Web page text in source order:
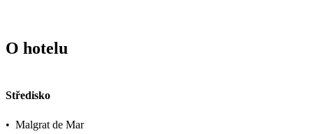
O hotelu
Středisko
• Malgrat de Mar